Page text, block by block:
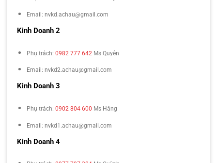
Email: nvkd.achau@gmail.com
Kinh Doanh 2
Phụ trách: 0982 777 642 Ms Quyên
Email: nvkd2.achau@gmail.com
Kinh Doanh 3
Phụ trách: 0902 804 600 Ms Hằng
Email: nvkd1.achau@gmail.com
Kinh Doanh 4